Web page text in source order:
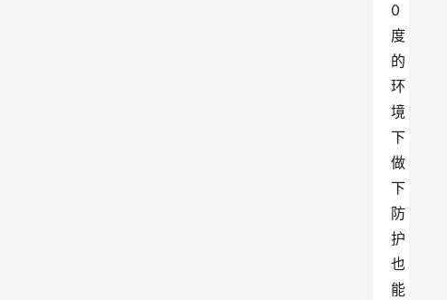
0
度
的
环
境
下
做
下
防
护
也
能